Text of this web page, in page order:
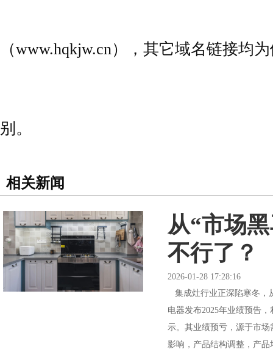
（www.hqkjw.cn），其它域名链接均
别。
相关新闻
从“市场
不行了？
2026-01-28 17:28:16
集成灶行业正深陷寒冬，
电器发布2025年业绩预告
示。其业绩预亏，源于市
影响，产品结构调整，产